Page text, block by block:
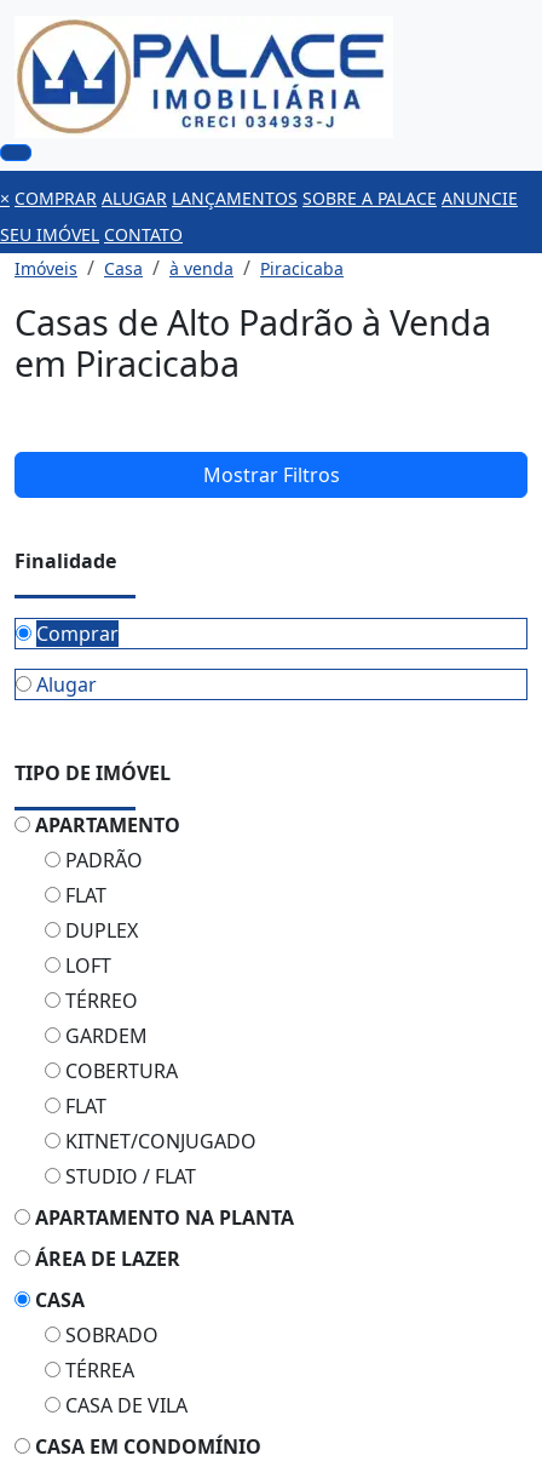
× COMPRAR ALUGAR LANÇAMENTOS SOBRE A PALACE ANUNCIE
SEU IMÓVEL CONTATO
Imóveis
Casa à venda Piracicaba
Casas de Alto Padrão à Venda
em Piracicaba
Mostrar Filtros
Finalidade
Comprar
Alugar
TIPO DE IMÓVEL
APARTAMENTO
PADRÃO
FLAT
DUPLEX
LOFT
TÉRREO
GARDEM
COBERTURA
FLAT
KITNET/CONJUGADO
STUDIO / FLAT
APARTAMENTO NA PLANTA
ÁREA DE LAZER
CASA
SOBRADO
TÉRREA
CASA DE VILA
CASA EM CONDOMÍNIO